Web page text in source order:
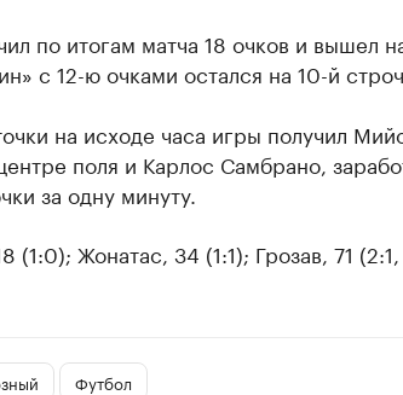
по итогам матча 18 очков и вышел
с 12-ю очками остался на 10-й
на исходе часа игры получил
поля и Карлос Самбрано,
за одну минуту.
(1:0); Жонатас, 34 (1:1); Грозав, 71
Футбол